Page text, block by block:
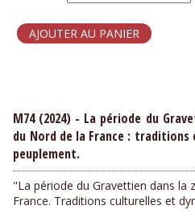
M74 (2024) - La période du
du Nord de la France :
peuplement.
"La période du Gravettien dans la
France. Traditions culturelles et